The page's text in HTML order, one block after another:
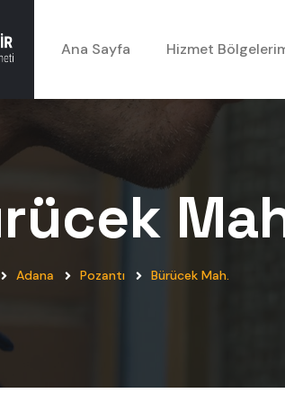
Ana Sayfa Hizmet
Adana Pozantı Bürücek Mah.